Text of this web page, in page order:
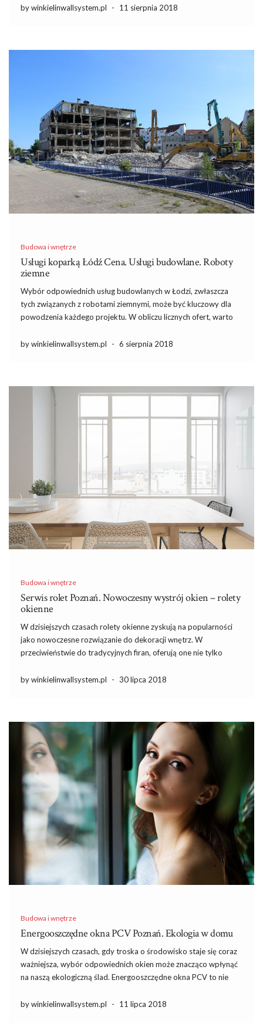
i efektywnych rozwiązań grzewczych staje się nie tylko
by winkielinwallsystem.pl - 11 sierpnia 2018
Budowa i wnętrze
Usługi koparką Łódź Cena. Usługi budowlane. Roboty
ziemne
Wybór odpowiednich usług budowlanych w Łodzi, zwłaszcza
tych związanych z robotami ziemnymi, może być kluczowy dla
powodzenia każdego projektu. W obliczu licznych ofert, warto
kształtowana przez różne czynniki. Odpowiednia firma może nie
by winkielinwallsystem.pl - 6 sierpnia 2018
Budowa i wnętrze
Serwis rolet Poznań. Nowoczesny wystrój okien – rolety
okienne
W dzisiejszych czasach rolety okienne zyskują na popularności
jako nowoczesne rozwiązanie do dekoracji wnętrz. W
przeciwieństwie do tradycyjnych firan, oferują one nie tylko
wyborem dla każdego, kto pragnie harmonijnego wykończenia
by winkielinwallsystem.pl - 30 lipca 2018
Budowa i wnętrze
Energooszczędne okna PCV Poznań. Ekologia w domu
W dzisiejszych czasach, gdy troska o środowisko staje się coraz
ważniejsza, wybór odpowiednich okien może znacząco wpłynąć
na naszą ekologiczną ślad. Energooszczędne okna PCV to nie
również krok w stronę bardziej zrównoważonego stylu życia. Ich
by winkielinwallsystem.pl - 11 lipca 2018